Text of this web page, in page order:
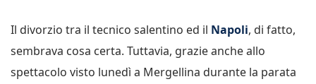
Il divorzio tra il tecnico salentino ed il Napoli, di fatto,
sembrava cosa certa. Tuttavia, grazie anche allo
spettacolo visto lunedì a Mergellina durante la parata